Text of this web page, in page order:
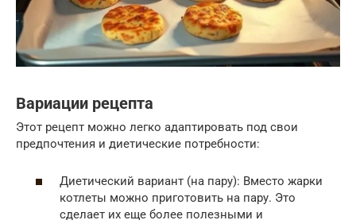
Вариации рецепта
Этот рецепт можно легко адаптировать под свои
предпочтения и диетические потребности:
Диетический вариант (на пару): Вместо жарки
котлеты можно приготовить на пару. Это
сделает их еще более полезными и